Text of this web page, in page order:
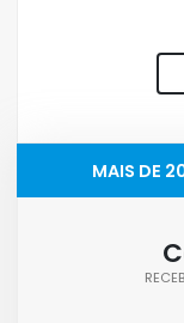
MAIS DE